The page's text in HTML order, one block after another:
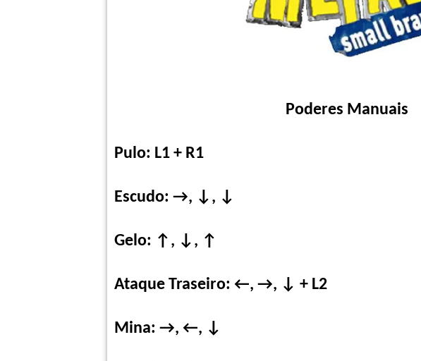
Poderes Manuais
Pulo: L1 + R1
Escudo: →, ↓, ↓
Gelo: ↑, ↓, ↑
Ataque Traseiro: ←, →, ↓ + L2
Mina: →, ←, ↓